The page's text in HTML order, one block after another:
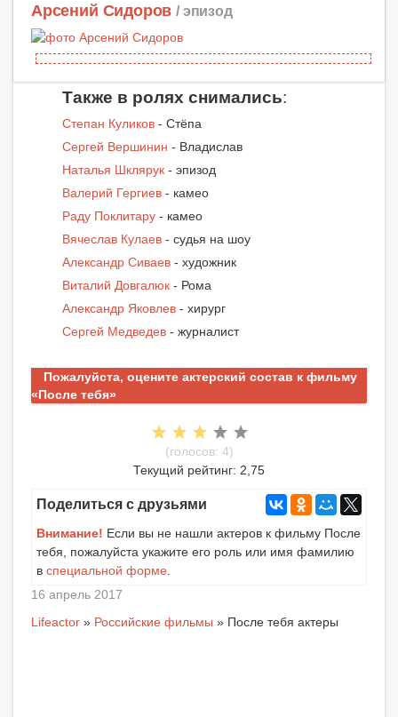
Арсений Сидоров / эпизод
Также в ролях снимались:
Степан Куликов - Стёпа
Сергей Вершинин - Владислав
Наталья Шклярук - эпизод
Валерий Гергиев - камео
Раду Поклитару - камео
Вячеслав Кулаев - судья на шоу
Александр Сиваев - художник
Виталий Довгалюк - Рома
Александр Яковлев - хирург
Сергей Медведев - журналист
Пожалуйста, оцените актерский состав к фильму
«После тебя»
(голосов: 4)
Текущий рейтинг: 2,75
Поделиться с друзьями
Внимание! Если вы не нашли актеров к фильму После
тебя, пожалуйста укажите его роль или имя фамилию
в специальной форме
16 апрель 2017
Lifeactor » Российские фильмы » После тебя актеры